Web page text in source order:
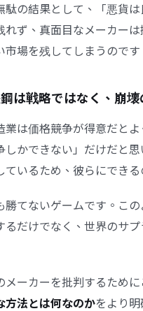
駄の結果として、「悪貨
れず、真面目なメーカー
市場を残してしまうのです
は戦略ではなく、崩
業は価格競争が得意だと
しかできない」だけだと
ているため、彼らにでき
勝てないゲームです。こ
るだけでなく、世界のサ
メーカーを批判するため
方法とは何なのかをより